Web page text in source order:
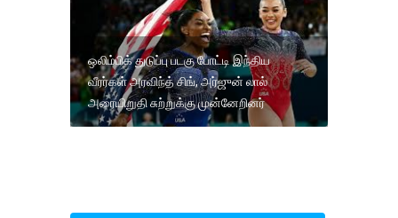
ஒலிம்பிக் துடுப்பு படகு போட்டி இந்திய
வீரர்கள் அரவிந்த் சிங், அர்ஜுன் லால்
அரையிறுதி சுற்றுக்கு முன்னேறினர்